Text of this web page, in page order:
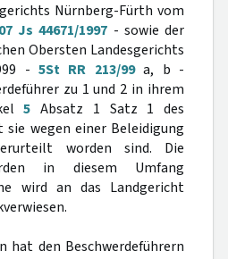
Nürnberg-Fürth vom
Js 44671/1997 - sowie der
Obersten Landesgerichts
- 5St RR 213/99a, b -
zu 1 und 2 in ihrem
5 Absatz 1 Satz 1 des
sie wegen einer Beleidigung
worden sind. Die
in diesem Umfang
wird an das Landgericht
hat den Beschwerdeführern